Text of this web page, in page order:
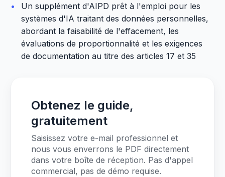
•
Un supplément d'AIPD prêt à l'emploi pour les
systèmes d'IA traitant des données personnelles,
abordant la faisabilité de l'effacement, les
évaluations de proportionnalité et les exigences
de documentation au titre des articles 17 et 35
Obtenez le guide,
gratuitement
Saisissez votre e-mail professionnel et
nous vous enverrons le PDF directement
dans votre boîte de réception. Pas d'appel
commercial, pas de démo requise.